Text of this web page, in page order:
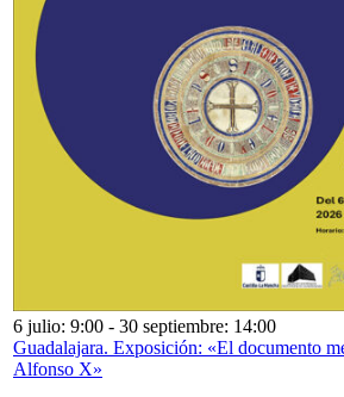
6 julio: 9:00 - 30 septiembre: 14:00
Guadalajara. Exposición: «El documento
Alfonso X»